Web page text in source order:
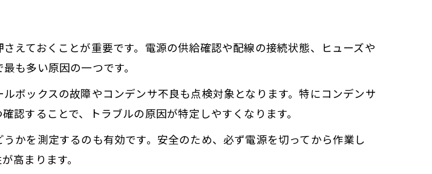
DIYで安全に行う流れ
のポイントと注意事項
理に必要な準備と流れ
えておくことが重要です。電源の供給確認や配線の接続状態、ヒューズや
も多い原因の一つです。
ボックスの故障やコンデンサ不良も点検対象となります。特にコンデンサ
認することで、トラブルの原因が特定しやすくなります。
かを測定するのも有効です。安全のため、必ず電源を切ってから作業し
高まります。